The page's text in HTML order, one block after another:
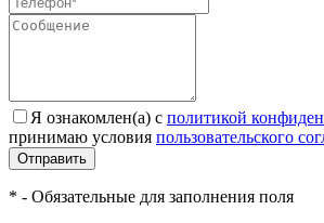
Я ознакомлен(а) с политикой
принимаю условия пользовательского
Отправить
* - Обязательные для заполнения поля